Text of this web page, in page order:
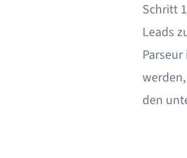
Schritt
Leads
den